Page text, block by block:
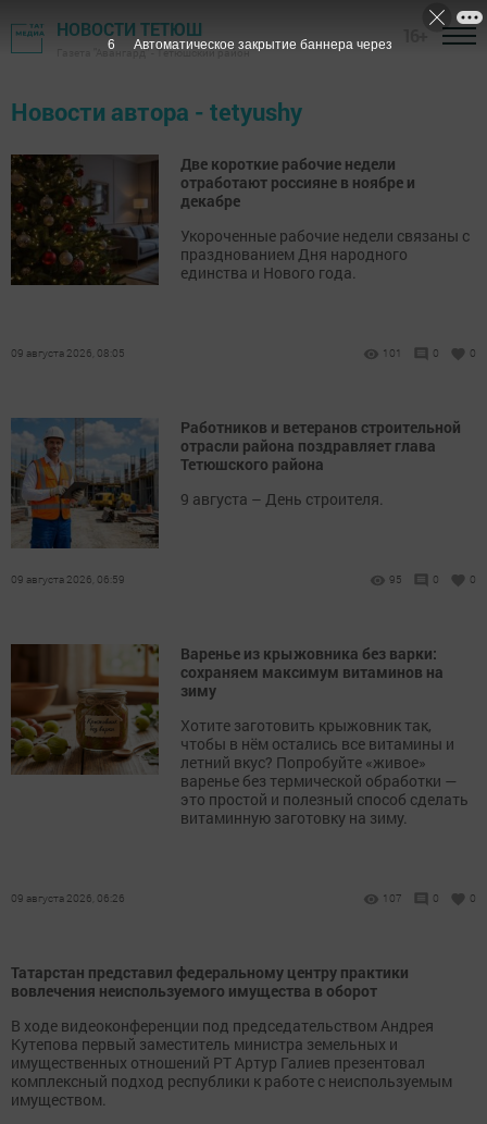
НОВОСТИ ТЕТЮШ
Газета "Авангард" - Тетюшский район
Новости автора - tetyushy
Две короткие рабочие недели
отработают россияне в ноябре и
декабре
Укороченные рабочие недели связаны с
празднованием Дня народного
единства и Нового года.
09 августа 2026, 08:05 101 0 0
Работников и ветеранов строительной
отрасли района поздравляет глава
Тетюшского района
9 августа – День строителя.
09 августа 2026, 06:59 95 0 0
Варенье из крыжовника без варки:
сохраняем максимум витаминов на
зиму
Хотите заготовить крыжовник так,
чтобы в нём остались все витамины и
летний вкус? Попробуйте «живое»
варенье без термической обработки —
это простой и полезный способ сделать
витаминную заготовку на зиму.
09 августа 2026, 06:26 107 0 0
Татарстан представил федеральному центру практики
вовлечения неиспользуемого имущества в оборот
В ходе видеоконференции под председательством Андрея
Кутепова первый заместитель министра земельных и
имущественных отношений РТ Артур Галиев презентовал
комплексный подход республики к работе с неиспользуемым
имуществом.
5 Автоматическое закрытие баннера через